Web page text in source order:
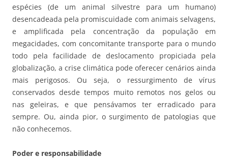
espécies (de um animal silvestre para um humano)
desencadeada pela promiscuidade com animais selvagens,
e amplificada pela concentração da população em
megacidades, com concomitante transporte para o mundo
todo pela facilidade de deslocamento propiciada pela
globalização, a crise climática pode oferecer cenários ainda
mais perigosos. Ou seja, o ressurgimento de vírus
conservados desde tempos muito remotos nos gelos ou
nas geleiras, e que pensávamos ter erradicado para
sempre. Ou, ainda pior, o surgimento de patologias que
não conhecemos.
Poder e responsabilidade